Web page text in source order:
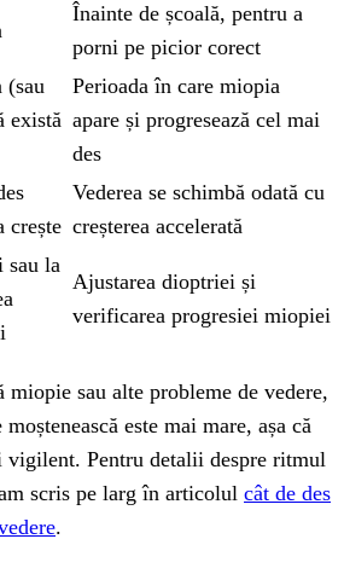
Înainte de școală, pentru a
porni pe picior corect
(sau
există
Perioada în care miopia
apare și progresează cel mai
des
crește
Vederea se schimbă odată cu
creșterea accelerată
sau la
Ajustarea dioptriei și
verificarea progresiei miopiei
sau alte probleme de vedere,
este mai mare, așa că
vigilent. Pentru detalii despre ritmul
scris pe larg în articolul cât de des
.